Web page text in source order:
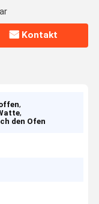
Kontakt
,
,
den Ofen